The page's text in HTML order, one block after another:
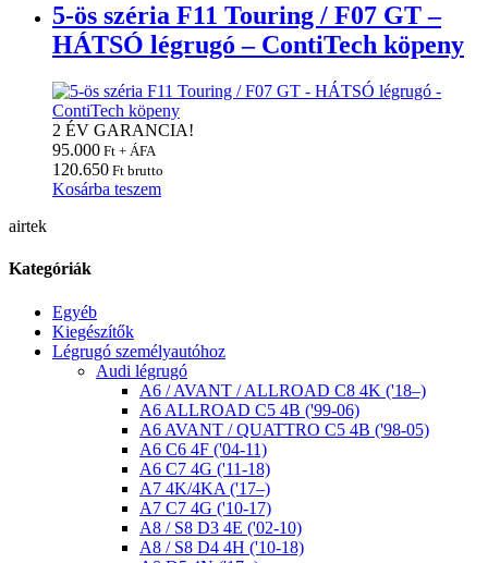
5-ös széria F11 Touring / F07 GT –
HÁTSÓ légrugó – ContiTech köpeny
2 ÉV GARANCIA!
95.000 Ft + ÁFA
120.650 Ft brutto
Kosárba teszem
airtek
Kategóriák
Egyéb
Kiegészítők
Légrugó személyautóhoz
Audi légrugó
A6 / AVANT / ALLROAD C8 4K ('18–)
A6 ALLROAD C5 4B ('99-06)
A6 AVANT / QUATTRO C5 4B ('98-05)
A6 C6 4F ('04-11)
A6 C7 4G ('11-18)
A7 4K/4KA ('17–)
A7 C7 4G ('10-17)
A8 / S8 D3 4E ('02-10)
A8 / S8 D4 4H ('10-18)